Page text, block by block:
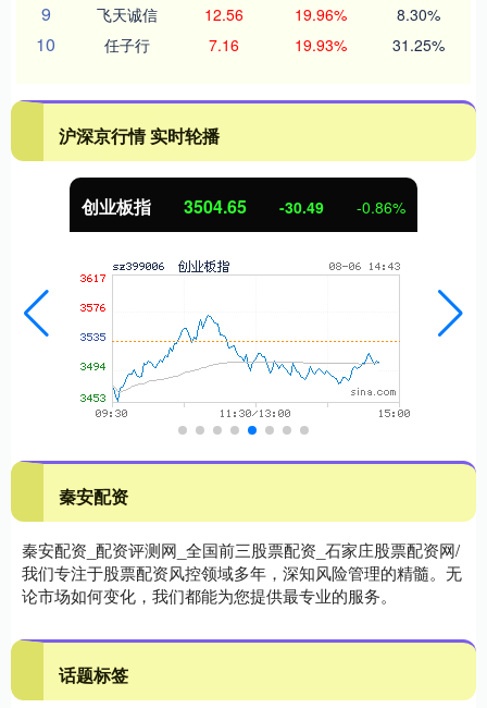
9 飞天诚信 12.56 19.96% 8.30%
10 任子行 7.16 19.93% 31.25%
沪深京行情 实时轮播
创业板指 3504.65 -30.49 -0.86%
秦安配资
秦安配资_配资评测网_全国前三股票配资_石家庄股票配资网/
我们专注于股票配资风控领域多年，深知风险管理的精髓。无
论市场如何变化，我们都能为您提供最专业的服务。
话题标签